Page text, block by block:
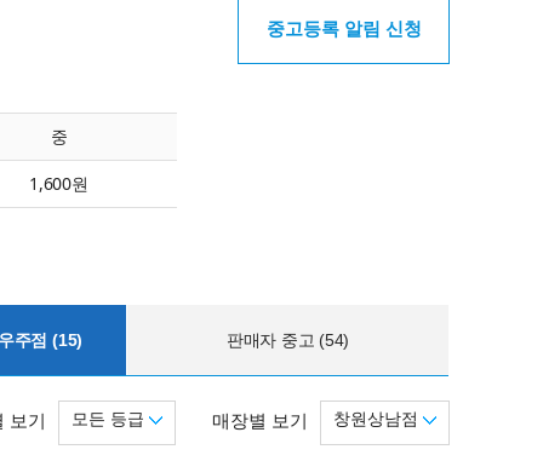
중
1,600원
중고등록 알림 신청
주점 (15) 판매자 중고 (54)
매장별 보기 창원상남점
보기 모든 등급